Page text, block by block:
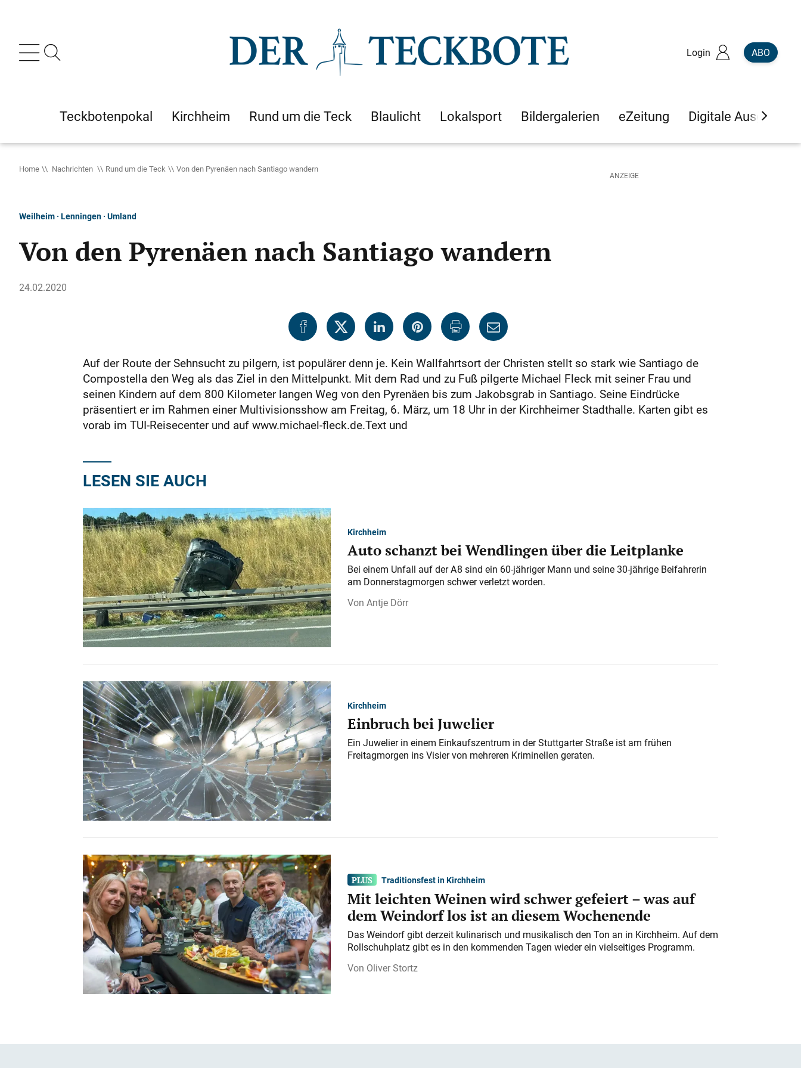
Login ABO
Teckbotenpokal Kirchheim Rund um die Teck Blaulicht Lokalsport Bildergalerien eZeitung Digitale Ausgaben
Home Nachrichten Rund um die Teck Von den Pyrenäen nach Santiago wandern
Weilheim · Lenningen · Umland
Von den Pyrenäen nach Santiago wandern
24.02.2020
Auf der Route der Sehnsucht zu pilgern, ist populärer denn je. Kein Wallfahrtsort der Christen stellt so stark wie Santiago de
Compostella den Weg als das Ziel in den Mittelpunkt. Mit dem Rad und zu Fuß pilgerte Michael Fleck mit seiner Frau und
seinen Kindern auf dem 800 Kilometer langen Weg von den Pyrenäen bis zum Jakobsgrab in Santiago. Seine Eindrücke
präsentiert er im Rahmen einer Multivisionsshow am Freitag, 6. März, um 18 Uhr in der Kirchheimer Stadthalle. Karten gibt es
vorab im TUI-Reisecenter und auf www.michael-fleck.de.Text und
LESEN SIE AUCH
Kirchheim
Auto schanzt bei Wendlingen über die Leitplanke
Bei einem Unfall auf der A 8 sind ein 60-jähriger Mann und seine 30-jährige Beifahrerin
am Donnerstagmorgen schwer verletzt worden.
Antje Dörr
Kirchheim
Einbruch bei Juwelier
Ein Juwelier in einem Einkaufszentrum in der Stuttgarter Straße ist am frühen
Freitagmorgen ins Visier von mehreren Kriminellen geraten.
Traditionsfest in Kirchheim
Mit leichten Weinen wird schwer gefeiert – was auf
dem Weindorf los ist an diesem Wochenende
Das Weindorf gibt derzeit kulinarisch und musikalisch den Ton an in Kirchheim. Auf dem
Rollschuhplatz gibt es in den kommenden Tagen wieder ein vielseitiges Programm.
Oliver Stortz